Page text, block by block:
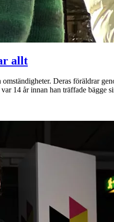
allt
Deras föräldrar
14 år innan han träffade bägge